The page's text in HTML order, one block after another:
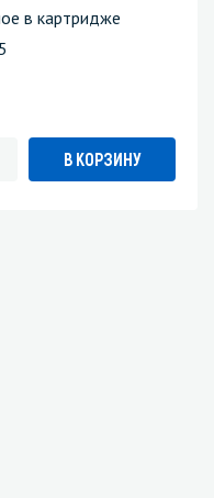
в картридже
В КОРЗИНУ